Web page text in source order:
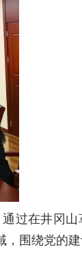
过在井冈
围绕党的